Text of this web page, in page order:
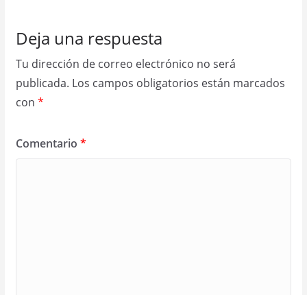
Deja una respuesta
Tu dirección de correo electrónico no será
publicada. Los campos obligatorios están marcados
con *
Comentario *